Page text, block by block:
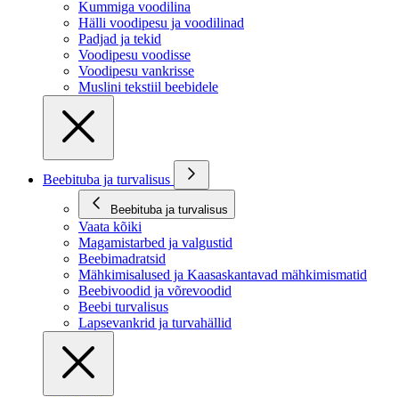
Kummiga voodilina
Hälli voodipesu ja voodilinad
Padjad ja tekid
Voodipesu voodisse
Voodipesu vankrisse
Muslini tekstiil beebidele
Beebituba ja turvalisus
Beebituba ja turvalisus
Vaata kõiki
Magamistarbed ja valgustid
Beebimadratsid
Mähkimisalused ja Kaasaskantavad mähkimismatid
Beebivoodid ja võrevoodid
Beebi turvalisus
Lapsevankrid ja turvahällid